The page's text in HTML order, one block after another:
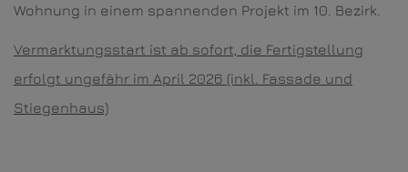
Wohnung in einem spannenden Projekt im 10. Bezirk.
Vermarktungsstart ist ab sofort, die Fertigstellung
erfolgt ungefähr im April 2026 (inkl. Fassade und
Stiegenhaus)